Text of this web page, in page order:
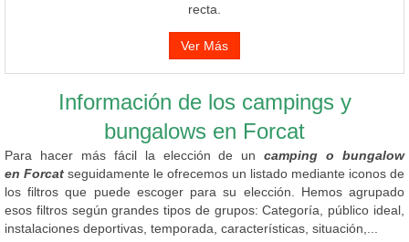
recta.
Ver Más
Información de los campings y
bungalows en Forcat
Para hacer más fácil la elección de uncamping o bungalow
en Forcat seguidamente le ofrecemos un listado mediante iconos de
los filtros que puede escoger para su elección. Hemos agrupado
esos filtros según grandes tipos de grupos: Categoría, público ideal,
instalaciones deportivas, temporada, características, situación,...